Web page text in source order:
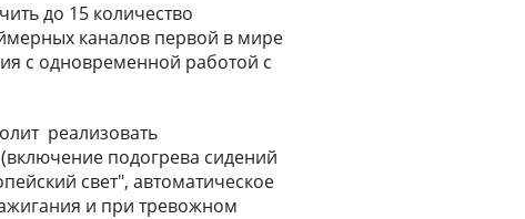
до 15 количество
каналов первой в мире
с одновременной работой с
реализовать
подогрева сидений
свет", автоматическое
и при тревожном